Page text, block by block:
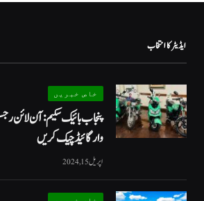
ایڈیٹر کا انتخاب
خاص خبریں
پنجاب بائیک سکیم: آن لائن
وار گائیڈ چیک کریں
اپریل 15, 2024